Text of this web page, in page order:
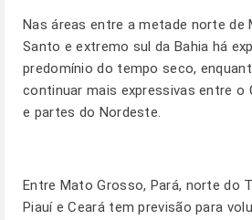
Nas áreas entre a metade norte de
Santo e extremo sul da Bahia há
predomínio do tempo seco,
continuar mais expressivas entre o
e partes do Nordeste.
Entre Mato Grosso, Pará, norte do
Piauí e Ceará tem previsão para